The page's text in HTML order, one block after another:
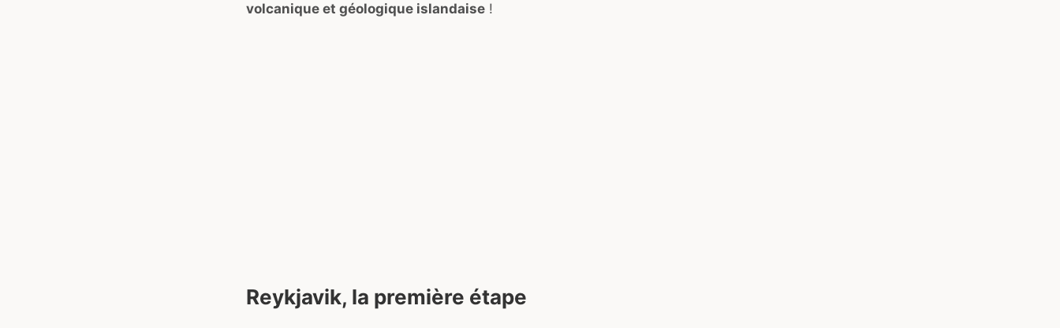
volcanique et géologique islandaise !
Reykjavik, la première étape